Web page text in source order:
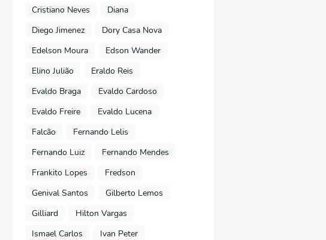
Cristiano Neves
Diana
Diego Jimenez
Dory Casa Nova
Edelson Moura
Edson Wander
Elino Julião
Eraldo Reis
Evaldo Braga
Evaldo Cardoso
Evaldo Freire
Evaldo Lucena
Falcão
Fernando Lelis
Fernando Luiz
Fernando Mendes
Frankito Lopes
Fredson
Genival Santos
Gilberto Lemos
Gilliard
Hilton Vargas
Ismael Carlos
Ivan Peter